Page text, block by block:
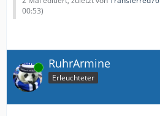
00:53)
Online RuhrArmine
Erleuchteter